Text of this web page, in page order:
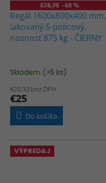
€78,75 –68 %
Regál 1600x800x400 mm,
lakovaný 5-policový,
nosnosť 875 kg - ČIERNY
Skladem (>5 ks)
€20,33 bez DPH
€25
Do košíka
VÝPREDAJ